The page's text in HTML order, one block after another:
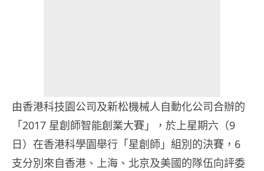
由香港科技園公司及新松機械人自動化公司合辦的
「2017 星創師智能創業大賽」，於上星期六（9
日）在香港科學園舉行「星創師」組別的決賽，6
支分別來自香港、上海、北京及美國的隊伍向評委